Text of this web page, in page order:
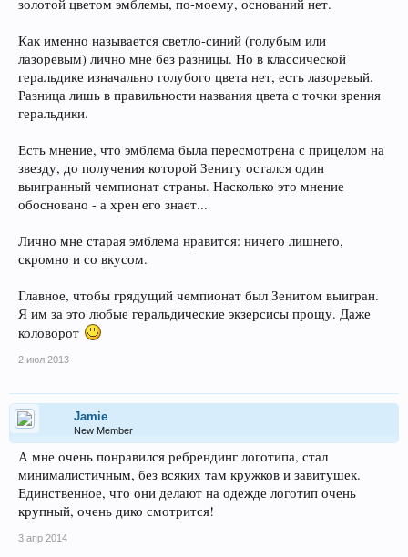
золотой цветом эмблемы, по-моему, оснований нет.
Как именно называется светло-синий (голубым или
лазоревым) лично мне без разницы. Но в классической
геральдике изначально голубого цвета нет, есть лазоревый.
Разница лишь в правильности названия цвета с точки зрения
геральдики.
Есть мнение, что эмблема была пересмотрена с прицелом на
звезду, до получения которой Зениту остался один
выигранный чемпионат страны. Насколько это мнение
обосновано - а хрен его знает...
Лично мне старая эмблема нравится: ничего лишнего,
скромно и со вкусом.
Главное, чтобы грядущий чемпионат был Зенитом выигран.
Я им за это любые геральдические экзерсисы прощу. Даже
коловорот
2 июл 2013
Jamie
New Member
А мне очень понравился ребрендинг логотипа, стал
минималистичным, без всяких там кружков и завитушек.
Единственное, что они делают на одежде логотип очень
крупный, очень дико смотрится!
3 апр 2014